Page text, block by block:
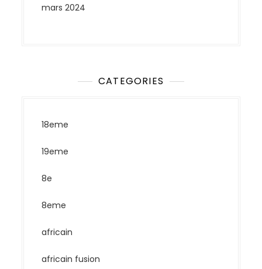
mars 2024
CATEGORIES
18eme
19eme
8e
8eme
africain
africain fusion